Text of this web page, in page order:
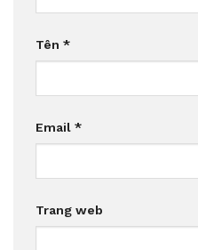
Tên *
Email *
Trang web